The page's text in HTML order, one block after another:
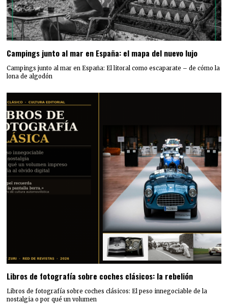
Campings junto al mar en España: el mapa del nuevo lujo
Campings junto al mar en España: El litoral como escaparate – de cómo la
lona de algodón
Libros de fotografía sobre coches clásicos: la rebelión
Libros de fotografía sobre coches clásicos: El peso innegociable de la
nostalgia o por qué un volumen